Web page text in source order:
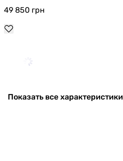
49 850 грн
44 820
Показать все характеристики